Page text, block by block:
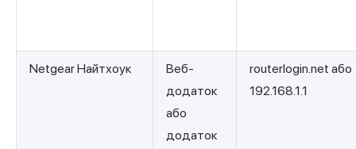
Netgear Найтхоук
Веб-
додаток
або
додаток
routerlogin.net або
192.168.1.1